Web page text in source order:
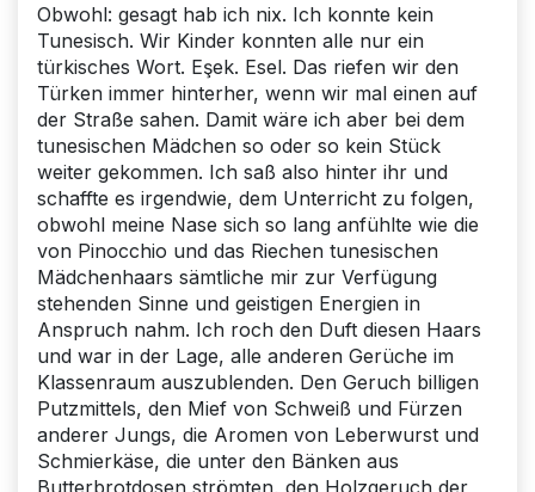
Obwohl: gesagt hab ich nix. Ich konnte kein
Tunesisch. Wir Kinder konnten alle nur ein
türkisches Wort. Eşek. Esel. Das riefen wir den
Türken immer hinterher, wenn wir mal einen auf
der Straße sahen. Damit wäre ich aber bei dem
tunesischen Mädchen so oder so kein Stück
weiter gekommen. Ich saß also hinter ihr und
schaffte es irgendwie, dem Unterricht zu folgen,
obwohl meine Nase sich so lang anfühlte wie die
von Pinocchio und das Riechen tunesischen
Mädchenhaars sämtliche mir zur Verfügung
stehenden Sinne und geistigen Energien in
Anspruch nahm. Ich roch den Duft diesen Haars
und war in der Lage, alle anderen Gerüche im
Klassenraum auszublenden. Den Geruch billigen
Putzmittels, den Mief von Schweiß und Fürzen
anderer Jungs, die Aromen von Leberwurst und
Schmierkäse, die unter den Bänken aus
Butterbrotdosen strömten, den Holzgeruch der